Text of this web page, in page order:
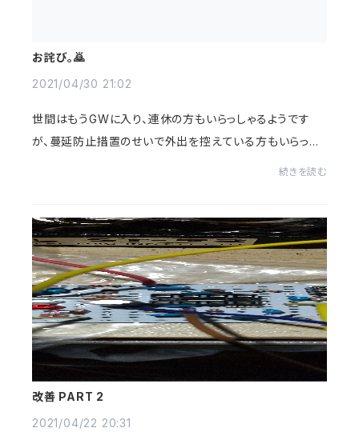
お詫び。🙇
2021/04/30 21:02
世間はもうGWに入り、連休の方もいらっしゃるようです
が、蔓延防止措置のせいで外出を控えている方もいらっし
続きを読む
改善 PART 2
2021/04/22 20:31